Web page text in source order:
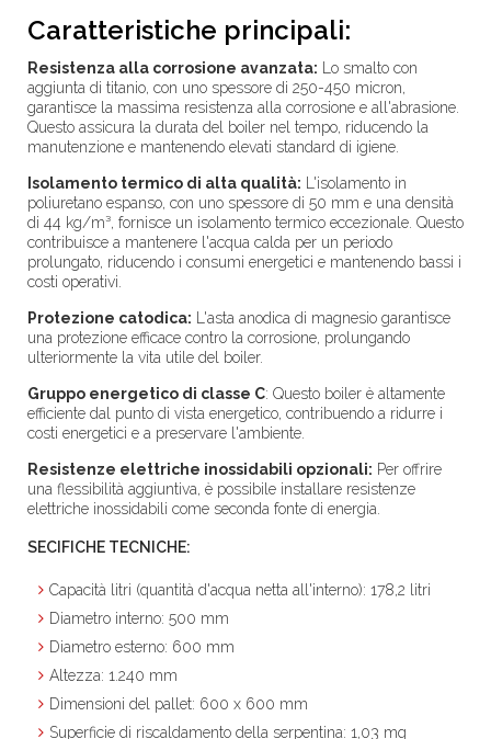
Caratteristiche principali:
Resistenza alla corrosione avanzata: Lo smalto con
aggiunta di titanio, con uno spessore di 250-450 micron,
garantisce la massima resistenza alla corrosione e all'abrasione.
Questo assicura la durata del boiler nel tempo, riducendo la
manutenzione e mantenendo elevati standard di igiene.
Isolamento termico di alta qualità: L'isolamento in
poliuretano espanso, con uno spessore di 50 mm e una densità
di 44 kg/m³, fornisce un isolamento termico eccezionale. Questo
contribuisce a mantenere l'acqua calda per un periodo
prolungato, riducendo i consumi energetici e mantenendo bassi i
costi operativi.
Protezione catodica: L'asta anodica di magnesio garantisce
una protezione efficace contro la corrosione, prolungando
ulteriormente la vita utile del boiler.
Gruppo energetico di classe C: Questo boiler è altamente
efficiente dal punto di vista energetico, contribuendo a ridurre i
costi energetici e a preservare l'ambiente.
Resistenze elettriche inossidabili opzionali: Per offrire
una flessibilità aggiuntiva, è possibile installare resistenze
elettriche inossidabili come seconda fonte di energia.
SECIFICHE TECNICHE:
Capacità litri (quantità d'acqua netta all'interno): 178,2 litri
Diametro interno: 500 mm
Diametro esterno: 600 mm
Altezza: 1.240 mm
Dimensioni del pallet: 600 x 600 mm
Superficie di riscaldamento della serpentina: 1,03 mq